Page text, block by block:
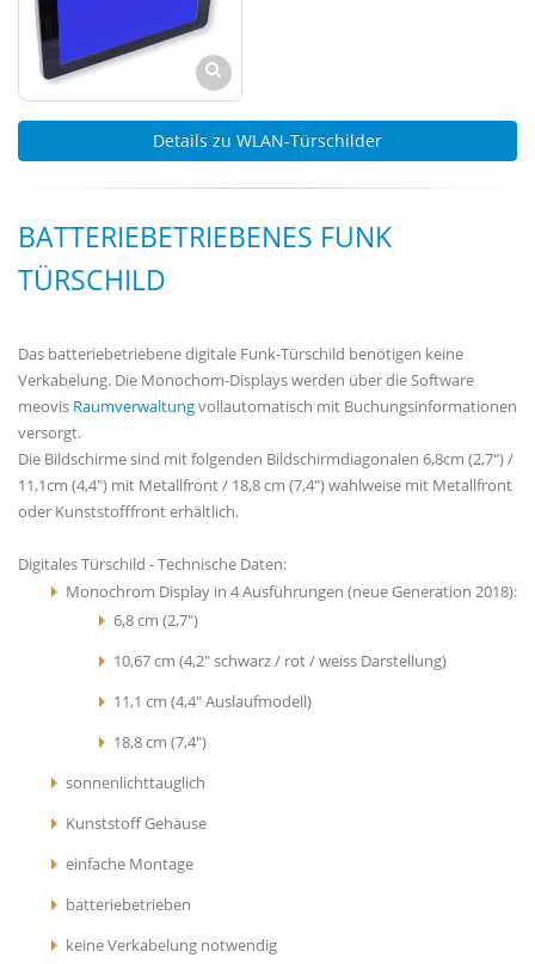
Details zu WLAN-Türschilder
BATTERIEBETRIEBENES FUNK
TÜRSCHILD
Das batteriebetriebene digitale Funk-Türschild benötigen keine
Verkabelung. Die Monochom-Displays werden über die Software
meovis Raumverwaltungvollautomatisch mit Buchungsinformationen
versorgt.
Die Bildschirme sind mit folgenden Bildschirmdiagonalen 6,8cm (2,7") /
11,1cm (4,4") mit Metallfront / 18,8 cm (7,4") wahlweise mit Metallfront
oder Kunststofffront erhältlich.
Digitales Türschild - Technische Daten:
Monochrom Display in 4 Ausführungen (neue Generation 2018):
6,8 cm (2,7")
10,67 cm (4,2" schwarz / rot / weiss Darstellung)
11,1 cm (4,4" Auslaufmodell)
18,8 cm (7,4")
sonnenlichttauglich
Kunststoff Gehäuse
einfache Montage
batteriebetrieben
keine Verkabelung notwendig